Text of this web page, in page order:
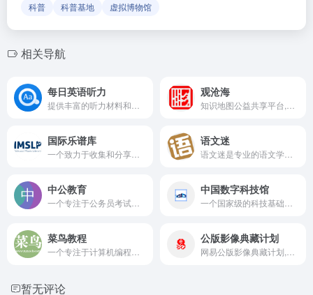
科普
科普基地 虚拟博物馆
相关导航
每日英语听力 观沧海
国际乐谱库 语文迷
中公教育 中国数字科技馆
菜鸟教程 公版影像典藏计划
暂无评论